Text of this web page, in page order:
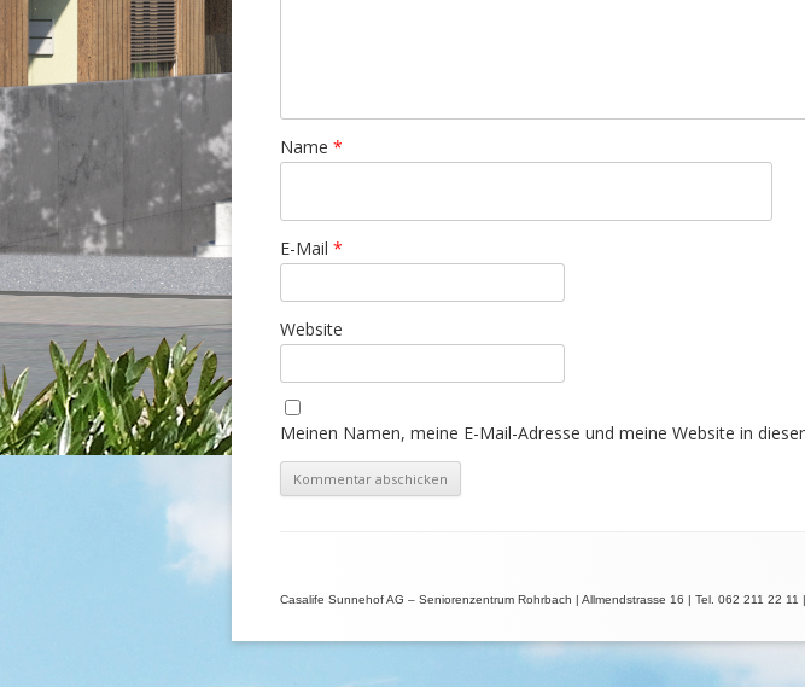
Name *
E-Mail *
Website
Meinen Namen, meine E-Mail-Adresse und meine Website in
Casalife Sunnehof AG – Seniorenzentrum Rohrbach | Allmendstrasse 16 | Tel. 062 211 22 11 |